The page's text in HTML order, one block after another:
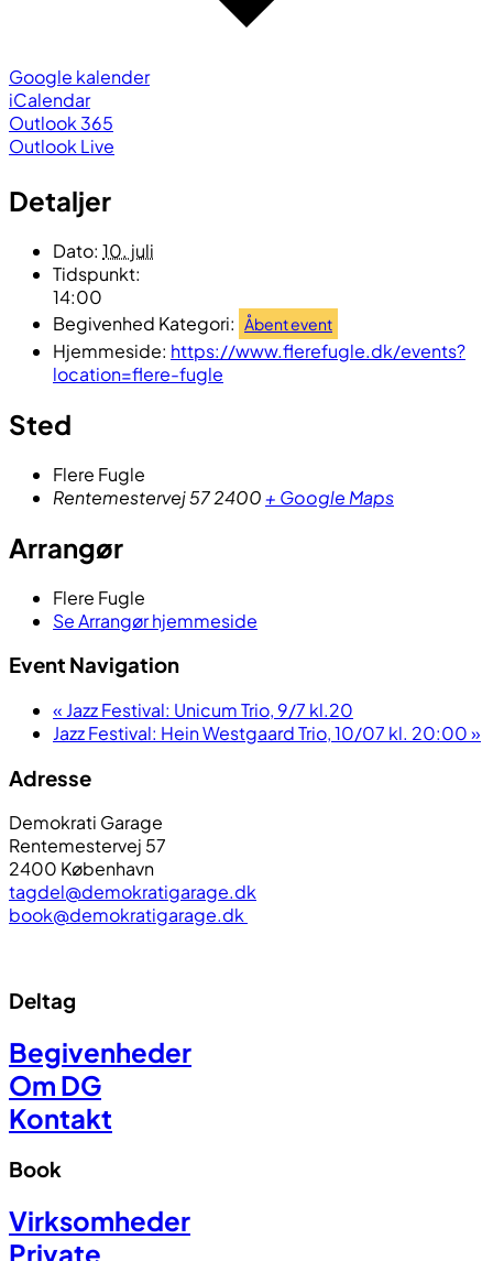
Google kalender
iCalendar
Outlook 365
Outlook Live
Detaljer
Dato: 10. juli
Tidspunkt:
14:00
Begivenhed Kategori: Åbent event
Hjemmeside: https://www.flerefugle.dk/events?
location=flere-fugle
Sted
Flere Fugle
Rentemestervej 572400+ Google Maps
Arrangør
Flere Fugle
Se Arrangør hjemmeside
Event Navigation
« Jazz Festival: Unicum Trio, 9/7 kl.20
Jazz Festival: Hein Westgaard Trio, 10/07 kl. 20:00»
Adresse
Demokrati Garage
Rentemestervej 57
2400 København
tagdel@demokratigarage.dk
book@demokratigarage.dk
Deltag
Begivenheder
Om DG
Kontakt
Book
Virksomheder
Private